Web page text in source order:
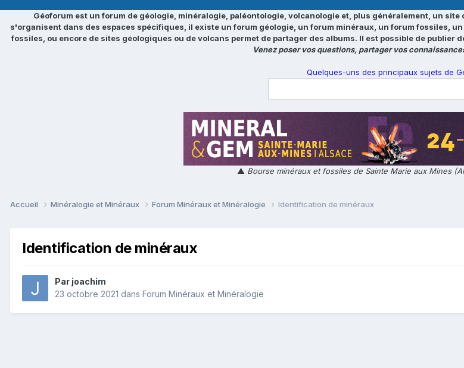
Géoforum est un forum de géologie, minéralogie, paléontologie, volcanologie et, plus généralement, un
s'organisent dans des espaces spécifiques, il existe un forum géologie, un forum minéraux, un forum fossiles,
fossiles, ou encore de sites géologiques ou de volcans permet de partager des albums. Il est possible de publier
Venez poser vos questions, partager vos
Quelques-uns des principaux sujets de
▲ Bourse minéraux et fossiles de Sainte Marie aux Mines
Accueil Minéralogie et Minéraux Forum Minéraux et Minéralogie Identification de minéraux
Identification de minéraux
Par joachim
23 octobre 2021 dans Forum Minéraux et Minéralogie